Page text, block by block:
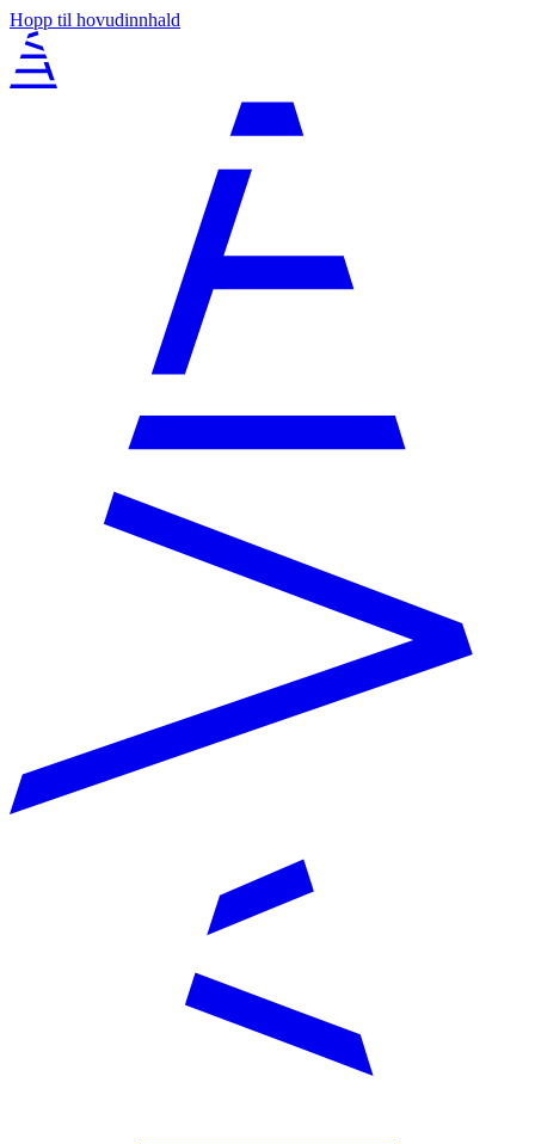
Hopp til hovudinnhald